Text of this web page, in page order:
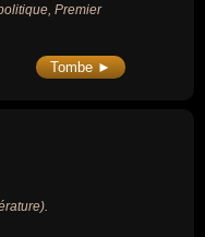
Premier
Tombe ►